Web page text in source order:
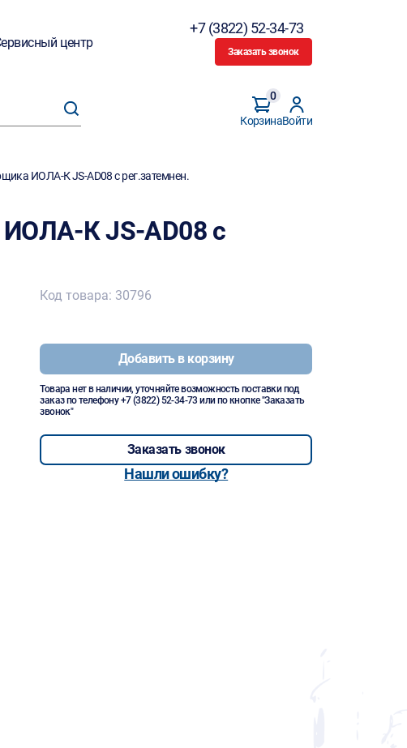
центр
+7 (3822) 52-34-73
Заказать звонок
Корзина
0
Войти
ИОЛА-К JS-AD08 с рег.затемнен.
К JS-AD08 с
Код товара: 30796
Добавить в корзину
Товара нет в наличии, уточняйте возможность поставки под
заказ по телефону+7 (3822) 52-34-73 или по кнопке "Заказать
звонок"
Заказать звонок
Нашли ошибку?